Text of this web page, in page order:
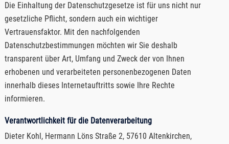
Die Einhaltung der Datenschutzgesetze ist für uns nicht nur
gesetzliche Pflicht, sondern auch ein wichtiger
Vertrauensfaktor. Mit den nachfolgenden
Datenschutzbestimmungen möchten wir Sie deshalb
transparent über Art, Umfang und Zweck der von Ihnen
erhobenen und verarbeiteten personenbezogenen Daten
innerhalb dieses Internetauftritts sowie Ihre Rechte
informieren.
Verantwortlichkeit für die Datenverarbeitung
Dieter Kohl, Hermann Löns Straße 2, 57610 Altenkirchen,